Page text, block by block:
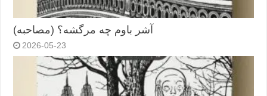
آشر باوم چه مرگشه؟ (مصاحبه)
2026-05-23